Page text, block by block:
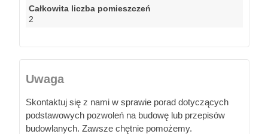
Całkowita liczba pomieszczeń
2
Uwaga
Skontaktuj się z nami w sprawie porad dotyczących
podstawowych pozwoleń na budowę lub przepisów
budowlanych. Zawsze chętnie pomożemy.